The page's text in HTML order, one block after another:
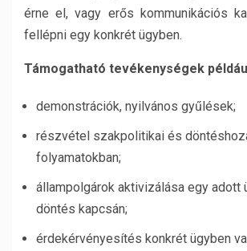
érne el, vagy erős kommunikációs
fellépni egy konkrét ügyben.
Támogatható tevékenységek
demonstrációk, nyilvános gyűlések;
részvétel szakpolitikai és
folyamatokban;
állampolgárok aktivizálása egy adott
döntés kapcsán;
érdekérvényesítés konkrét ügyben